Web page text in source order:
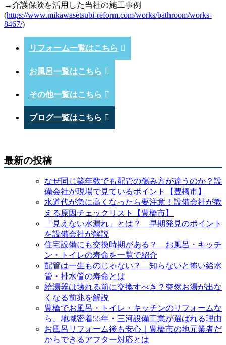
→介護保険を活用した当社の施工事例
(https://www.mikawasetsubi-reform.com/works/bathroom/works-
8467/)
リフォーム一覧はこちら
お風呂一覧はこちら
その他一覧はこちら
ブログ一覧はこちら
最新の投稿
なぜ同じ築年数でも配管の傷み方が違うのか？設
備会社が現場で見ているポイント【豊橋市】
水道代が急に高くなったら要注意！設備会社が教
える原因チェックリスト【豊橋市】
「見えない水漏れ」とは？ 早期発見のポイント
を設備会社が解説
住宅設備にも交換時期がある？ お風呂・キッチ
ン・トイレの寿命を一覧で紹介
配管は一生ものじゃない？ 知らないと怖い給水
管・排水管の寿命とは
給湯器は壊れる前に交換すべき？突然お湯が出な
くなる前兆を解説
豊橋でお風呂・トイレ・キッチンのリフォームな
ら、地域密着55年・三河設備工業が選ばれる理由
お風呂リフォーム後も安心｜豊橋市の地元業者だ
からできるアフター対応とは